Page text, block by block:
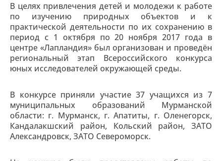
В целях привлечения детей и молодежи к работе
по изучению природных объектов и к
практической деятельности по их сохранению в
период с 1 октября по 20 ноября 2017 года в
центре «Лапландия» был организован и проведён
региональный этап Всероссийского конкурса
юных исследователей окружающей среды.
В конкурсе приняли участие 37 учащихся из 7
муниципальных образований Мурманской
области: г. Мурманск, г. Апатиты, г. Оленегорск,
Кандалакшский район, Кольский район, ЗАТО
Александровск, ЗАТО Североморск.